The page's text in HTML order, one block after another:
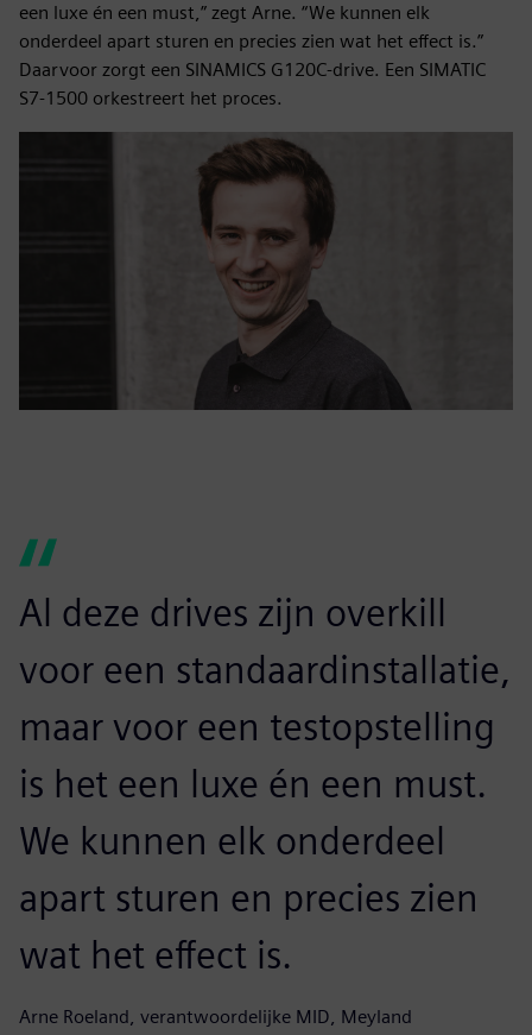
een luxe én een must,” zegt Arne. “We kunnen elk
onderdeel apart sturen en precies zien wat het effect is.”
Daarvoor zorgt een SINAMICS G120C-drive. Een SIMATIC
S7-1500 orkestreert het proces.
Al deze drives zijn overkill
voor een standaardinstallatie,
maar voor een testopstelling
is het een luxe én een must.
We kunnen elk onderdeel
apart sturen en precies zien
wat het effect is.
Arne Roeland, verantwoordelijke MID, Meyland